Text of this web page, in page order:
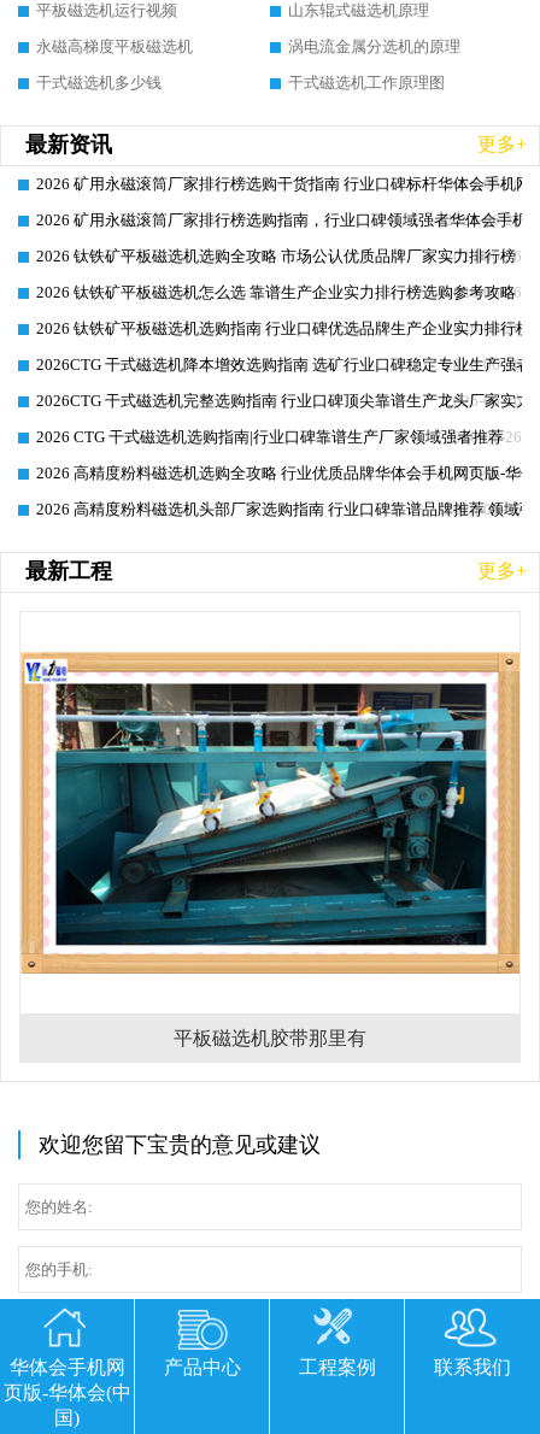
平板磁选机运行视频
山东辊式磁选机原理
永磁高梯度平板磁选机
涡电流金属分选机的原理
干式磁选机多少钱
干式磁选机工作原理图
最新资讯 更多+
2026-06-26
2026 矿用永磁滚筒厂家排行榜选购干货指南 行业口碑标杆华体会手机网
2026-06-26
2026 矿用永磁滚筒厂家排行榜选购指南，行业口碑领域强者华体会手机
2026-06-26
2026 钛铁矿平板磁选机选购全攻略 市场公认优质品牌厂家实力排行榜
2026-06-26
2026 钛铁矿平板磁选机怎么选 靠谱生产企业实力排行榜选购参考攻略
2026-06-26
2026 钛铁矿平板磁选机选购指南 行业口碑优选品牌生产企业实力排行榜
2026-06-26
2026CTG 干式磁选机降本增效选购指南 选矿行业口碑稳定专业生产强者
2026-06-26
2026CTG 干式磁选机完整选购指南 行业口碑顶尖靠谱生产龙头厂家实力
2026-06-26
2026 CTG 干式磁选机选购指南|行业口碑靠谱生产厂家领域强者推荐
2026-06-26
2026 高精度粉料磁选机选购全攻略 行业优质品牌华体会手机网页版-华
2026-06-26
2026 高精度粉料磁选机头部厂家选购指南 行业口碑靠谱品牌推荐 领域
最新工程 更多+
平板磁选机胶带那里有
欢迎您留下宝贵的意见或建议
华体会手机网
页版-华体会(中
国)
产品中心 工程案例 联系我们